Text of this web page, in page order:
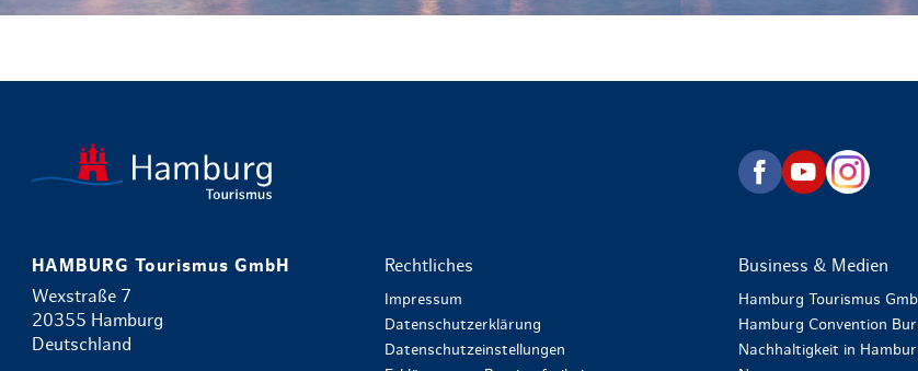
zurück zur Startseite
HAMBURG Tourismus GmbH
Wexstraße 7
20355 Hamburg
Deutschland
Rechtliches
Impressum
Datenschutzerklärung
Datenschutzeinstellungen
Business & Medien
Hamburg Tourismus
Hamburg Convention
Nachhaltigkeit in